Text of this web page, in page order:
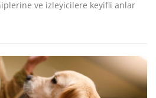
ve izleyicilere keyifli anlar